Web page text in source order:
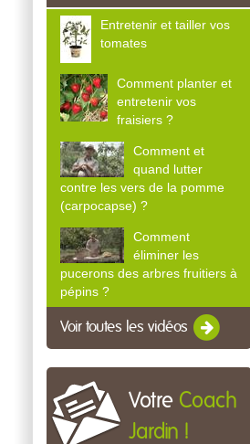
Entretenir et tailler vos
tomates
Comment planter et
entretenir vos
fraisiers ?
Comment et
quand lutter
contre les vers de la pomme
(carpocapse) ?
Comment
éliminer les
pucerons des arbres fruitiers à
pépins ?
Voir toutes les vidéos
Votre Coach
Jardin !